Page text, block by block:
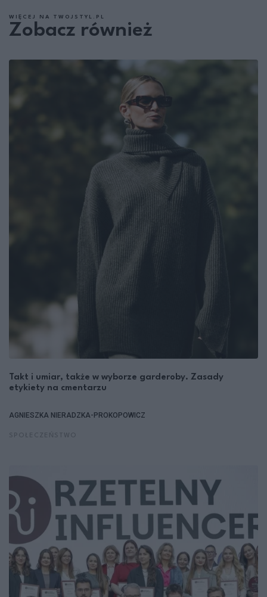
WIĘCEJ NA TWOJSTYL.PL
Zobacz również
Takt i umiar, także w wyborze garderoby. Zasady
etykiety na cmentarzu
AGNIESZKA NIERADZKA-PROKOPOWICZ